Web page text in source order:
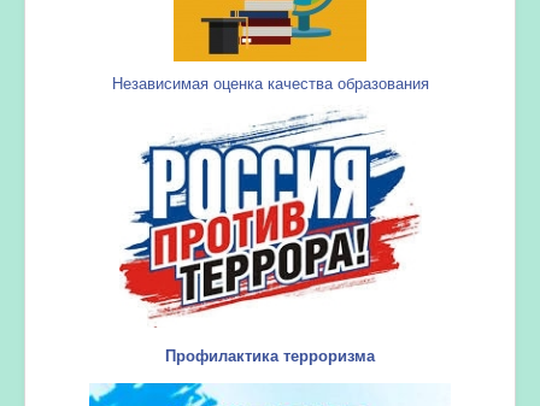
Независимая оценка качества образования
Профилактика терроризма